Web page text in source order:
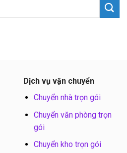
Dịch vụ vận chuyển
Chuyển nhà trọn gói
Chuyển văn phòng trọn
gói
Chuyển kho trọn gói